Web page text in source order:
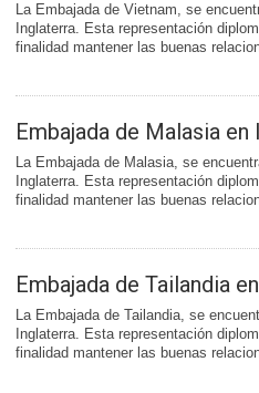
La Embajada de Vietnam, se
Inglaterra. Esta representación
finalidad mantener las buenas
Embajada de Malasia en
La Embajada de Malasia, se
Inglaterra. Esta representación
finalidad mantener las buenas
Embajada de Tailandia
La Embajada de Tailandia, se
Inglaterra. Esta representación
finalidad mantener las buenas